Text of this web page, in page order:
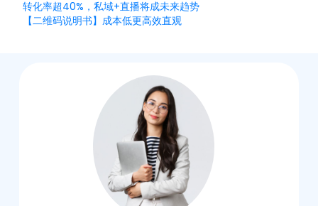
转化率超40%，私域+直播将成未来趋势
【二维码说明书】成本低更高效直观